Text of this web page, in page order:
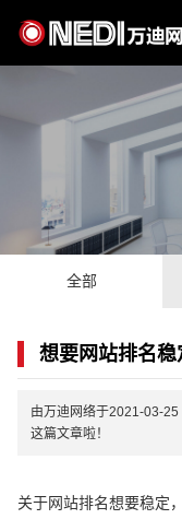
全部
想要网站排名
由万迪网络于2021-03-
这篇文章啦！
关于网站排名想要稳定